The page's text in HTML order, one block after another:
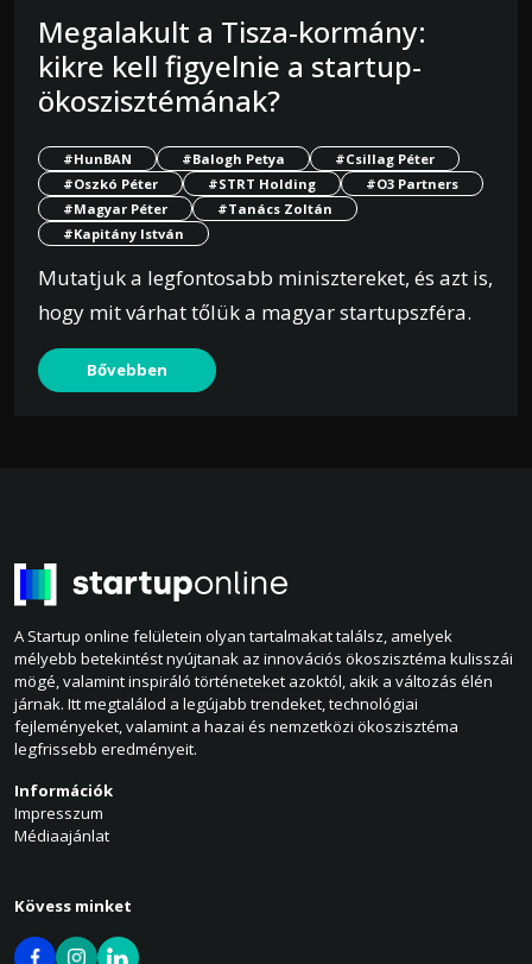
Megalakult a Tisza-kormány:
kikre kell figyelnie a startup-
ökoszisztémának?
#HunBAN #Balogh Petya
#Csillag Péter
#Oszkó Péter
#STRT Holding
#O3 Partners
#Magyar Péter
#Tanács Zoltán
#Kapitány István
Mutatjuk a legfontosabb minisztereket, és azt is,
hogy mit várhat tőlük a magyar startupszféra.
Bővebben
A Startup online felületein olyan tartalmakat találsz, amelyek
mélyebb betekintést nyújtanak az innovációs ökoszisztéma kulisszái
mögé, valamint inspiráló történeteket azoktól, akik a változás élén
járnak. Itt megtalálod a legújabb trendeket, technológiai
fejleményeket, valamint a hazai és nemzetközi ökoszisztéma
legfrissebb eredményeit.
Információk
Impresszum
Médiaajánlat
Kövess minket